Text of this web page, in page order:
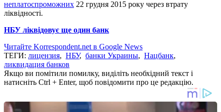
неплатоспроможних 22 грудня 2015 року через втрату
ліквідності.
НБУ ліквідовує ще один банк
Читайте Korrespondent.net в Google News
ТЕГИ: лицензия, НБУ, банки Украины, Нацбанк,
ликвидация банков
Якщо ви помітили помилку, виділіть необхідний текст і
натисніть Ctrl + Enter, щоб повідомити про це редакцію.